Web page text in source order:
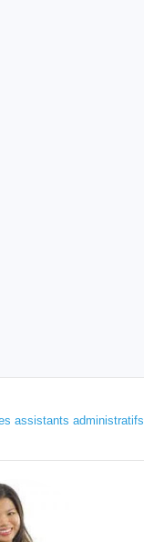
assistants administratifs